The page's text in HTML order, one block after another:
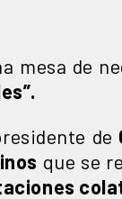
mesa de
de
que se